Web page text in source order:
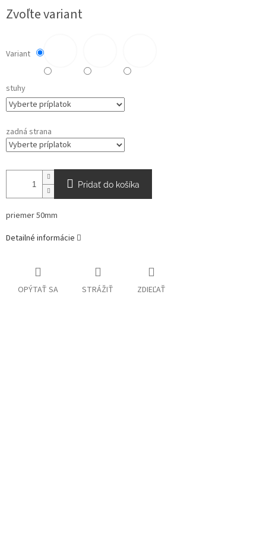
Zvoľte variant
Variant
stuhy
zadná strana
Pridať do košíka
priemer 50mm
Detailné informácie
OPÝTAŤ SA STRÁŽIŤ ZDIEĽAŤ